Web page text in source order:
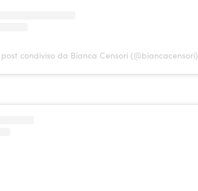
post condiviso da Bianca Censori (@biancacensori)